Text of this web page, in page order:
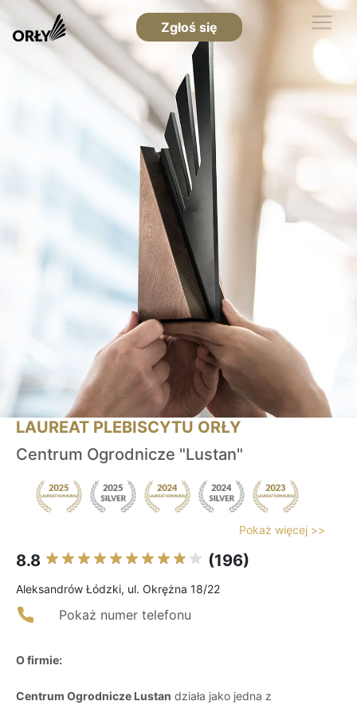
Zgłoś się
LAUREAT PLEBISCYTU ORŁY
Centrum Ogrodnicze "Lustan"
Pokaż więcej >>
8.8 (196)
Aleksandrów Łódzki, ul. Okrężna 18/22
Pokaż numer telefonu
O firmie:
Centrum Ogrodnicze Lustan działa jako jedna z